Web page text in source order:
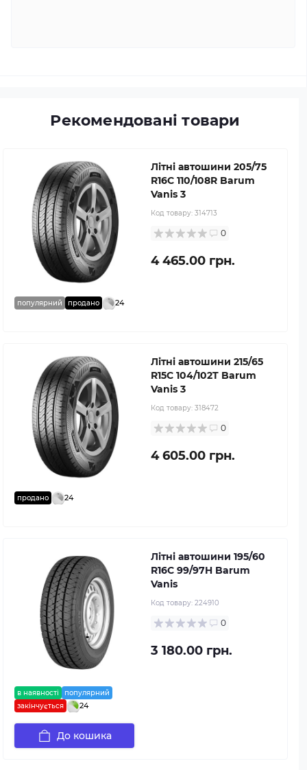
Рекомендовані товари
популярний продано 24
Літні автошини 205/75
R16C 110/108R Barum
Vanis 3
Код товару: 314713
0
4 465.00 грн.
продано 24
Літні автошини 215/65
R15C 104/102T Barum
Vanis 3
Код товару: 318472
0
4 605.00 грн.
в наявності
популярний
закінчується
24
Літні автошини 195/60
R16C 99/97H Barum
Vanis
Код товару: 224910
0
3 180.00 грн.
До кошика